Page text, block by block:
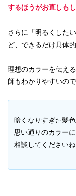
するほうがお直しも
さらに「明るくした
ど、できるだけ具体
理想のカラーを伝え
師もわかりやすいの
暗くなりすぎた髪
思い通りのカラー
相談してください